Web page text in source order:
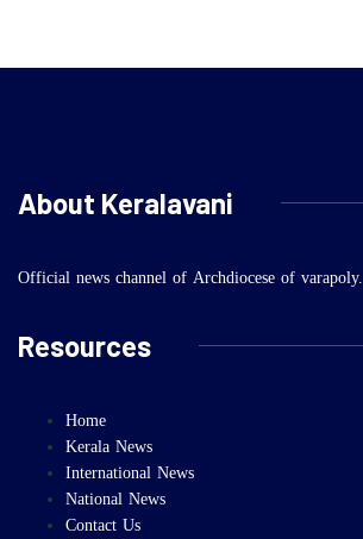
About Keralavani
Official news channel of Archdiocese of varapoly.
Resources
Home
Kerala News
International News
National News
Contact Us